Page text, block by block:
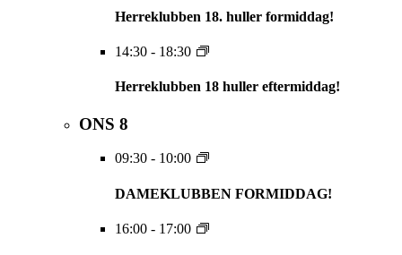
Herreklubben 18. huller formiddag!
14:30 - 18:30
Herreklubben 18 huller eftermiddag!
ONS 8
09:30 - 10:00
DAMEKLUBBEN FORMIDDAG!
16:00 - 17:00